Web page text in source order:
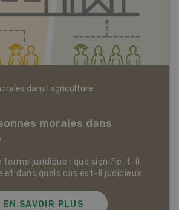
biologiques
EN SAVOIR PLUS